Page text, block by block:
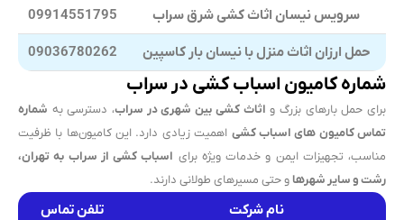
سرویس نیسان اثاث کشی شرق سراب 09914551795
حمل ارزان اثاث منزل با نیسان بار کاسپین 09036780262
شماره کامیون اسباب کشی در سراب
برای حمل بارهای بزرگ و اثاث کشی بین شهری در سراب، دسترسی به شماره
تماس کامیون های اسباب کشی اهمیت زیادی دارد. این کامیون‌ها با ظرفیت
مناسب، تجهیزات ایمن و خدمات ویژه برای اسباب کشی از سراب به تهران،
رشت و سایر شهرها و حتی مسیرهای طولانی دارند.
نام شرکت تلفن تماس